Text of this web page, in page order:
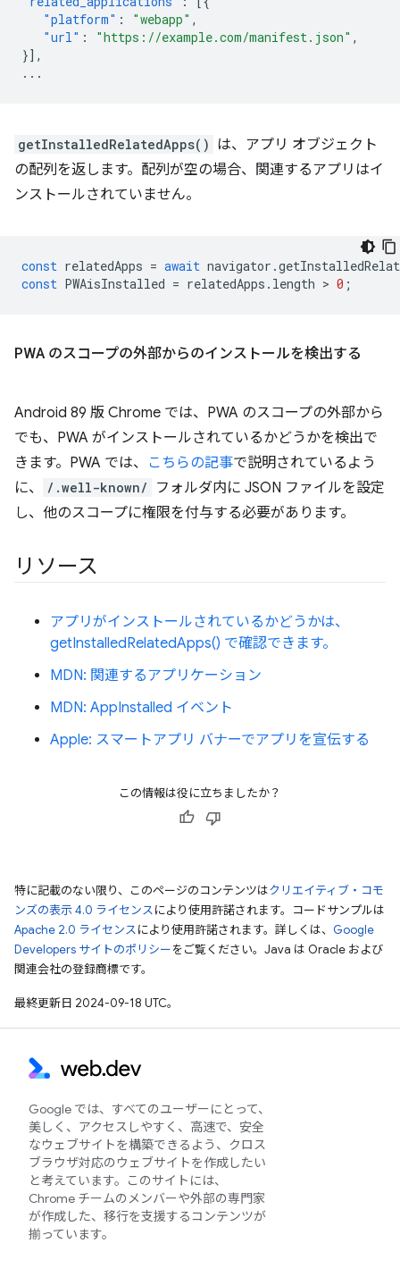
"platform" : "webapp" ,
"url" : "https://example.com/manifest.json" ,
}],
...
getInstalledRelatedApps() は、アプリ オブジェクト
の配列を返します。配列が空の場合、関連するアプリはイ
ンストールされていません。
const relatedApps = await navigator .
const PWAisInstalled = relatedApps . length > 0 ;
PWA のスコープの外部からのインストールを検出する
Android 89 版 Chrome では、PWA のスコープの外部から
でも、PWA がインストールされているかどうかを検出で
きます。PWA では、 こちらの記事で説明されているよう
に、
/.well-known/
フォルダ内に JSON ファイルを設定
し、他のスコープに権限を付与する必要があります。
リソース
アプリがインストールされているかどうかは、
getInstalledRelatedApps() で確認できます。
MDN: 関連するアプリケーション
MDN: AppInstalled イベント
Apple: スマートアプリ バナーでアプリを宣伝する
この情報は役に立ちましたか？
特に記載のない限り、このページのコンテンツはクリエイティブ・コモ
ンズの表示 4.0 ライセンスにより使用許諾されます。コードサンプルは
Apache 2.0 ライセンスにより使用許諾されます。詳しくは、 Google
Developers サイトのポリシーをご覧ください。Java は Oracle および
関連会社の登録商標です。
最終更新日 2024-09-18 UTC。
Google では、すべてのユーザーにとって、
美しく、アクセスしやすく、高速で、安全
なウェブサイトを構築できるよう、クロス
ブラウザ対応のウェブサイトを作成したい
と考えています。このサイトには、
Chrome チームのメンバーや外部の専門家
が作成した、移行を支援するコンテンツが
揃っています。